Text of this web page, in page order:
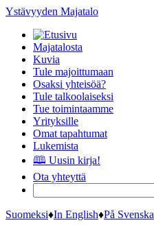
Ystävyyden Majatalo
Majatalosta
Kuvia
Tule majoittumaan
Osaksi yhteisöä?
Tule talkoolaiseksi
Tue toimintaamme
Yrityksille
Omat tapahtumat
Lukemista
🕮 Uusin kirja!
Ota yhteyttä
Suomeksi♦In English♦På Svenska